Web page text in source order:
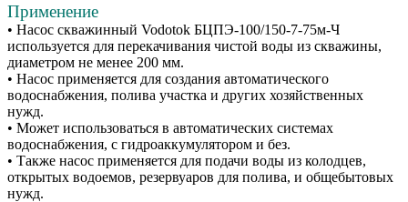
Применение
• Насос скважинный Vodotok БЦПЭ-100/150-7-75м-Ч
используется для перекачивания чистой воды из скважины,
диаметром не менее 200 мм.
• Насос применяется для создания автоматического
водоснабжения, полива участка и других хозяйственных
нужд.
• Может использоваться в автоматических системах
водоснабжения, с гидроаккумулятором и без.
• Также насос применяется для подачи воды из колодцев,
открытых водоемов, резервуаров для полива, и общебытовых
нужд.